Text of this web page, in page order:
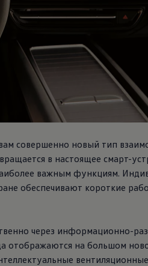
сгорания
совершенно новый тип
в настоящее смарт-
важным функциям.
обеспечивают короткие
через информационно-
отображаются на большом
вентиляционные